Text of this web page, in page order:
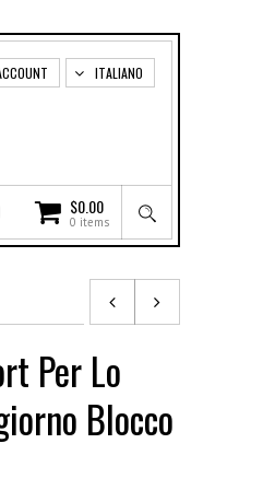
ITALIANO
$0.00
0 items
Per Lo
Blocco